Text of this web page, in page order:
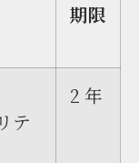
期限
テ
2 年